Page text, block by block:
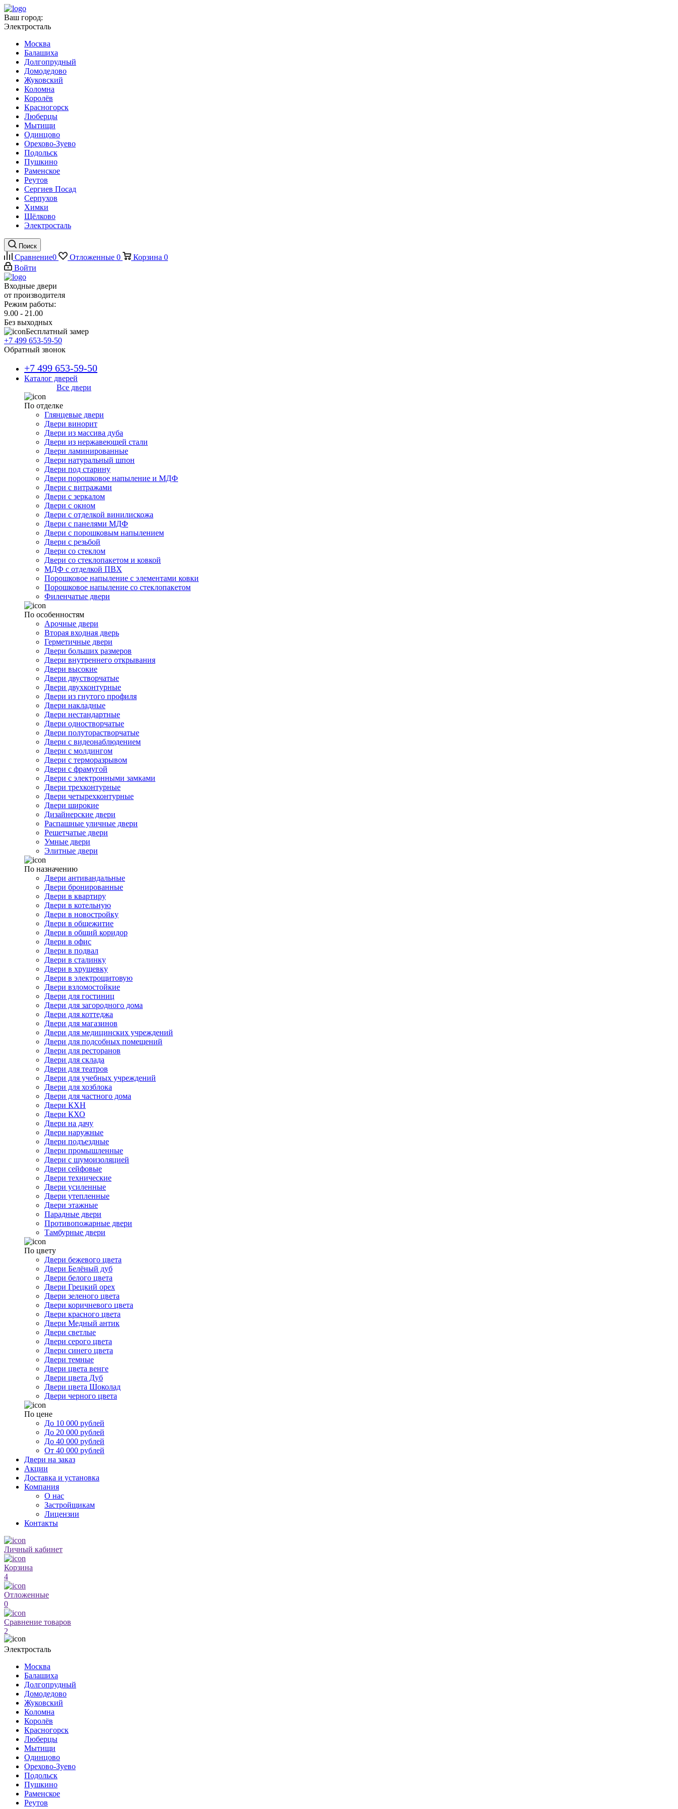
Ваш город:
Электросталь
Москва
Балашиха
Долгопрудный
Домодедово
Жуковский
Коломна
Королёв
Красногорск
Люберцы
Мытищи
Одинцово
Орехово-Зуево
Подольск
Пушкино
Раменское
Реутов
Сергиев Посад
Серпухов
Химки
Щёлково
Электросталь
Поиск
Сравнение0 Отложенные 0 Корзина 0
Войти
Входные двери
от производителя
Режим работы:
9.00 - 21.00
Без выходных
Бесплатный замер
+7 499 653-59-50
Обратный звонок
+7 499 653-59-50
Каталог дверей
Все двери
По отделке
Глянцевые двери
Двери винорит
Двери из массива дуба
Двери из нержавеющей стали
Двери ламинированные
Двери натуральный шпон
Двери под старину
Двери порошковое напыление и МДФ
Двери с витражами
Двери с зеркалом
Двери с окном
Двери с отделкой винилискожа
Двери с панелями МДФ
Двери с порошковым напылением
Двери с резьбой
Двери со стеклом
Двери со стеклопакетом и ковкой
МДФ с отделкой ПВХ
Порошковое напыление с элементами ковки
Порошковое напыление со стеклопакетом
Филенчатые двери
По особенностям
Арочные двери
Вторая входная дверь
Герметичные двери
Двери больших размеров
Двери внутреннего открывания
Двери высокие
Двери двустворчатые
Двери двухконтурные
Двери из гнутого профиля
Двери накладные
Двери нестандартные
Двери одностворчатые
Двери полуторастворчатые
Двери с видеонаблюдением
Двери с молдингом
Двери с терморазрывом
Двери с фрамугой
Двери с электронными замками
Двери трехконтурные
Двери четырехконтурные
Двери широкие
Дизайнерские двери
Распашные уличные двери
Решетчатые двери
Умные двери
Элитные двери
По назначению
Двери антивандальные
Двери бронированные
Двери в квартиру
Двери в котельную
Двери в новостройку
Двери в общежитие
Двери в общий коридор
Двери в офис
Двери в подвал
Двери в сталинку
Двери в хрущевку
Двери в электрощитовую
Двери взломостойкие
Двери для гостиниц
Двери для загородного дома
Двери для коттеджа
Двери для магазинов
Двери для медицинских учреждений
Двери для подсобных помещений
Двери для ресторанов
Двери для склада
Двери для театров
Двери для учебных учреждений
Двери для хозблока
Двери для частного дома
Двери КХН
Двери КХО
Двери на дачу
Двери наружные
Двери подъездные
Двери промышленные
Двери с шумоизоляцией
Двери сейфовые
Двери технические
Двери усиленные
Двери утепленные
Двери этажные
Парадные двери
Противопожарные двери
Тамбурные двери
По цвету
Двери бежевого цвета
Двери Белёный дуб
Двери белого цвета
Двери Грецкий орех
Двери зеленого цвета
Двери коричневого цвета
Двери красного цвета
Двери Медный антик
Двери светлые
Двери серого цвета
Двери синего цвета
Двери темные
Двери цвета венге
Двери цвета Дуб
Двери цвета Шоколад
Двери черного цвета
По цене
До 10 000 рублей
До 20 000 рублей
До 40 000 рублей
От 40 000 рублей
Двери на заказ
Акции
Доставка и установка
Компания
О нас
Застройщикам
Лицензии
Контакты
Личный кабинет
Корзина
4
Отложенные
0
Сравнение товаров
2
Электросталь
Москва
Балашиха
Долгопрудный
Домодедово
Жуковский
Коломна
Королёв
Красногорск
Люберцы
Мытищи
Одинцово
Орехово-Зуево
Подольск
Пушкино
Раменское
Реутов